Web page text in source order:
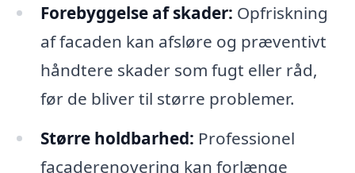
Forebyggelse af skader: Opfriskning
af facaden kan afsløre og præventivt
håndtere skader som fugt eller råd,
før de bliver til større problemer.
Større holdbarhed: Professionel
facaderenovering kan forlænge